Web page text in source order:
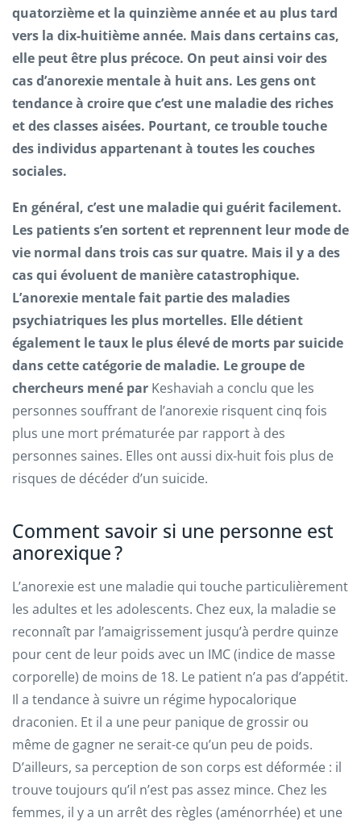
quatorzième et la quinzième année et au plus tard
vers la dix-huitième année. Mais dans certains cas,
elle peut être plus précoce. On peut ainsi voir des
cas d’anorexie mentale à huit ans. Les gens ont
tendance à croire que c’est une maladie des riches
et des classes aisées. Pourtant, ce trouble touche
des individus appartenant à toutes les couches
sociales.
En général, c’est une maladie qui guérit facilement.
Les patients s’en sortent et reprennent leur mode de
vie normal dans trois cas sur quatre. Mais il y a des
cas qui évoluent de manière catastrophique.
L’anorexie mentale fait partie des maladies
psychiatriques les plus mortelles. Elle détient
également le taux le plus élevé de morts par suicide
dans cette catégorie de maladie. Le groupe de
chercheurs mené par Keshaviah a conclu que les
personnes souffrant de l’anorexie risquent cinq fois
plus une mort prématurée par rapport à des
personnes saines. Elles ont aussi dix-huit fois plus de
risques de décéder d’un suicide.
Comment savoir si une personne est
anorexique ?
L’anorexie est une maladie qui touche particulièrement
les adultes et les adolescents. Chez eux, la maladie se
reconnaît par l’amaigrissement jusqu’à perdre quinze
pour cent de leur poids avec un IMC (indice de masse
corporelle) de moins de 18. Le patient n’a pas d’appétit.
Il a tendance à suivre un régime hypocalorique
draconien. Et il a une peur panique de grossir ou
même de gagner ne serait-ce qu’un peu de poids.
D’ailleurs, sa perception de son corps est déformée : il
trouve toujours qu’il n’est pas assez mince. Chez les
femmes, il y a un arrêt des règles (aménorrhée) et une